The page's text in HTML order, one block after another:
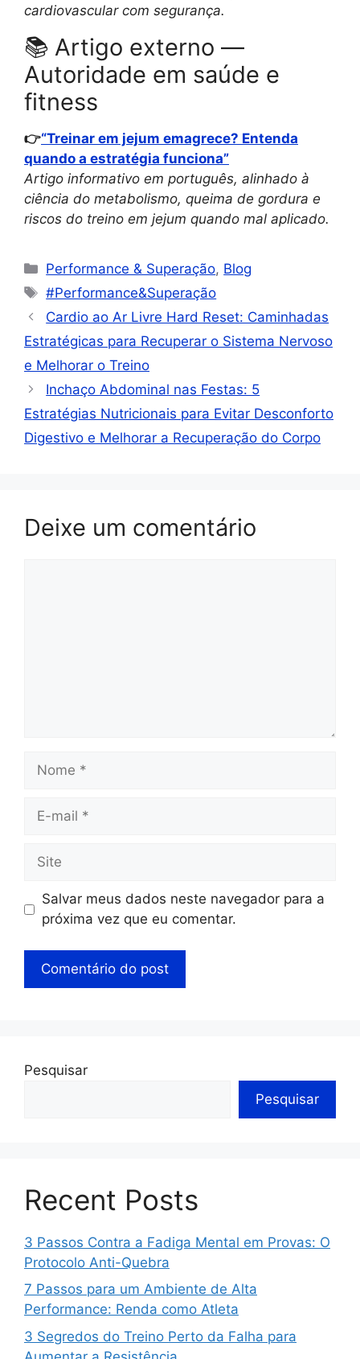
cardiovascular com segurança.
📚 Artigo externo —
Autoridade em saúde e
fitness
👉“Treinar em jejum emagrece? Entenda
quando a estratégia funciona”
Artigo informativo em português, alinhado à
ciência do metabolismo, queima de gordura e
riscos do treino em jejum quando mal aplicado.
Performance & Superação, Blog
#Performance&Superação
Cardio ao Ar Livre Hard Reset: Caminhadas
Estratégicas para Recuperar o Sistema Nervoso
e Melhorar o Treino
Inchaço Abdominal nas Festas: 5
Estratégias Nutricionais para Evitar Desconforto
Digestivo e Melhorar a Recuperação do Corpo
Deixe um comentário
Salvar meus dados neste navegador para a
próxima vez que eu comentar.
Pesquisar
Pesquisar
Recent Posts
3 Passos Contra a Fadiga Mental em Provas: O
Protocolo Anti-Quebra
7 Passos para um Ambiente de Alta
Performance: Renda como Atleta
3 Segredos do Treino Perto da Falha para